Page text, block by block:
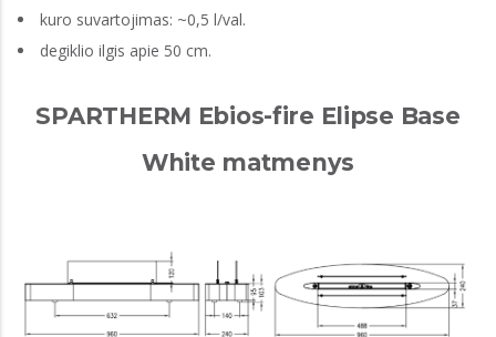
kuro suvartojimas: ~0,5 l/val.
degiklio ilgis apie 50 cm.
SPARTHERM Ebios-fire Elipse Base
White matmenys